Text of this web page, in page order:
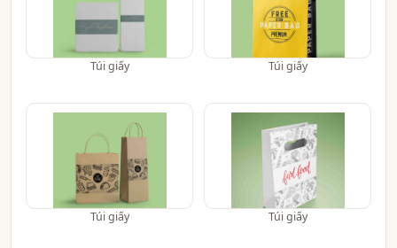
Túi giấy Túi giấy
Túi giấy Túi giấy